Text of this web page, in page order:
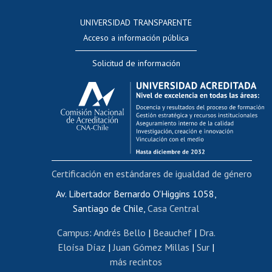
Evaluación docente
Calificación académica
Postulación al AUCAI
Funcionarias/os
Cursos internos de capacitación
Bienestar del personal
Portal de movilidad interna
Certificado de renta
Certificado de renta honorarios
Editar páginas blancas
Extranjeras/os
UNIVERSIDAD TRANSPARENTE
Acceso a información pública
Solicitud de información
Av. Libertador Bernardo O'Higgins 1058,
Santiago de Chile, Casa Central
Campus: Andrés Bello | Beauchef| Dra.
Eloísa Díaz | Juan Gómez Millas | Sur |
más recintos
Certificación en estándares de igualdad de género